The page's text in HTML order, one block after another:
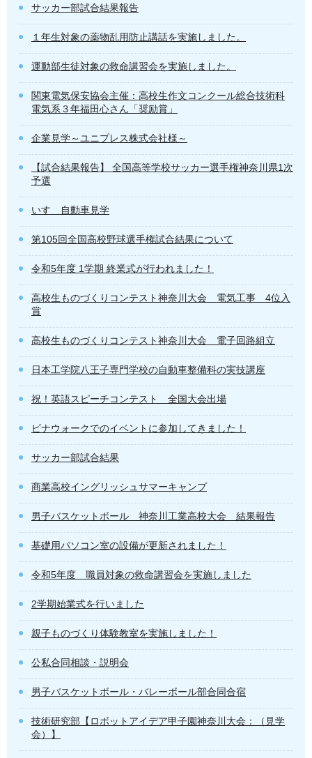
サッカー部試合結果報告
１年生対象の薬物乱用防止講話を実施しました。
運動部生徒対象の救命講習会を実施しました。
関東電気保安協会主催：高校生作文コンクール総合技術科
電気系３年福田心さん「奨励賞」
企業見学～ユニプレス株式会社様～
【試合結果報告】 全国高等学校サッカー選手権神奈川県1次
予選
いすゞ自動車見学
第105回全国高校野球選手権試合結果について
令和5年度 1学期 終業式が行われました！
高校生ものづくりコンテスト神奈川大会 電気工事 4位入
賞
高校生ものづくりコンテスト神奈川大会 電子回路組立
日本工学院八王子専門学校の自動車整備科の実技講座
祝！英語スピーチコンテスト 全国大会出場
ビナウォークでのイベントに参加してきました！
サッカー部試合結果
商業高校イングリッシュサマーキャンプ
男子バスケットボール 神奈川工業高校大会 結果報告
基礎用パソコン室の設備が更新されました！
令和5年度 職員対象の救命講習会を実施しました
2学期始業式を行いました
親子ものづくり体験教室を実施しました！
公私合同相談・説明会
男子バスケットボール・バレーボール部合同合宿
技術研究部【ロボットアイデア甲子園神奈川大会：（見学
会）】